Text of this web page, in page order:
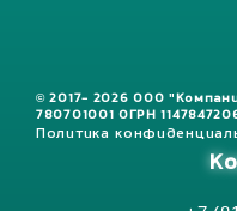
© 2017- 2026 ООО
780701001 ОГРН
Политика